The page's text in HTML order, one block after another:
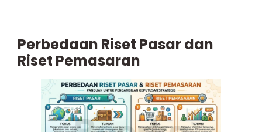
Perbedaan Riset Pasar dan
Riset Pemasaran